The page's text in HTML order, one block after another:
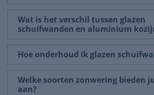
Wat is het verschil tussen glazen
schuifwanden en aluminium
Hoe onderhoud ik glazen
Welke soorten zonwering bieden
aan?